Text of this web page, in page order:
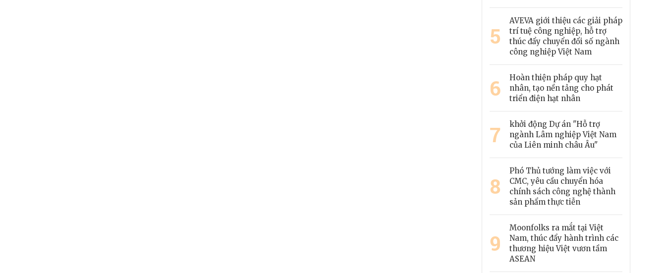
5
AVEVA giới thiệu các giải pháp
trí tuệ công nghiệp, hỗ trợ
thúc đẩy chuyển đổi số ngành
công nghiệp Việt Nam
6
Hoàn thiện pháp quy hạt
nhân, tạo nền tảng cho phát
triển điện hạt nhân
7
khởi động Dự án "Hỗ trợ
ngành Lâm nghiệp Việt Nam
của Liên minh châu Âu"
8
Phó Thủ tướng làm việc với
CMC, yêu cầu chuyển hóa
chính sách công nghệ thành
sản phẩm thực tiễn
9
Moonfolks ra mắt tại Việt
Nam, thúc đẩy hành trình các
thương hiệu Việt vươn tầm
ASEAN